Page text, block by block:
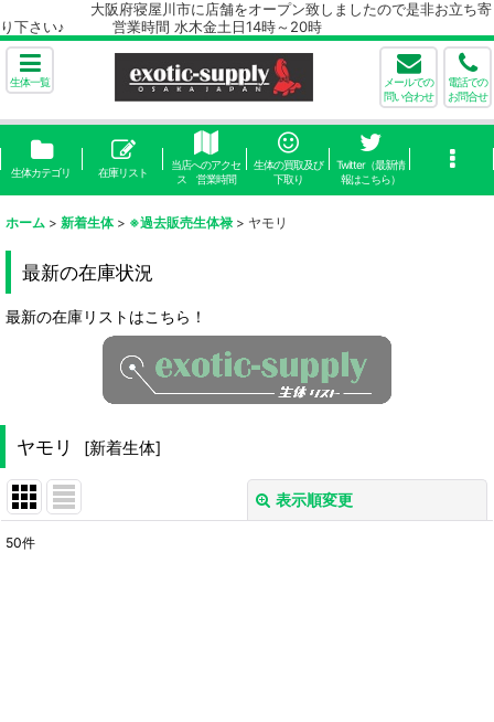
大阪府寝屋川市に店舗をオープン致しましたので是非お立ち寄
り下さい♪ 営業時間 水木金土日14時～20時
生体一覧
メールでの
問い合わせ
電話での
お問合せ
生体カテゴリ 在庫リスト
当店へのアクセ
ス 営業時間
生体の買取及び
下取り
Twitter（最新情
報はこちら）
ホーム > 新着生体 > ※過去販売生体禄 > ヤモリ
最新の在庫状況
最新の在庫リストはこちら！
ヤモリ [新着生体]
表示順変更
50件